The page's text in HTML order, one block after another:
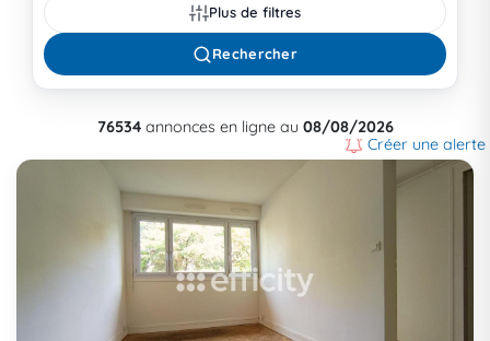
Plus de filtres
Rechercher
76534annonces en ligne au 08/08/2026
Créer une alerte